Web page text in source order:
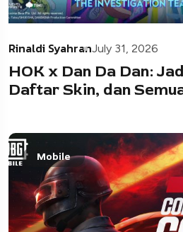
Rinaldi SyahranJuly 31, 2026
HOK x Dan Da Dan:
Daftar Skin, dan
Mobile